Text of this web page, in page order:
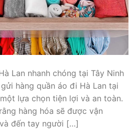
Lan nhanh chóng tại Tây Ninh
hàng quần áo đi Hà Lan tại
lựa chọn tiện lợi và an toàn.
hàng hóa sẽ được vận
đến tay người […]